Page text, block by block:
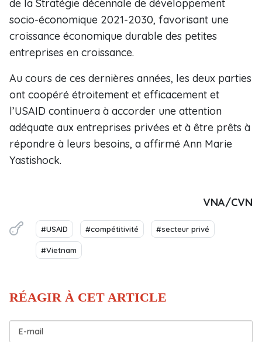
de la Stratégie décennale de développement
socio-économique 2021-2030, favorisant une
croissance économique durable des petites
entreprises en croissance.
Au cours de ces dernières années, les deux parties
ont coopéré étroitement et efficacement et
l’USAID continuera à accorder une attention
adéquate aux entreprises privées et à être prêts à
répondre à leurs besoins, a affirmé Ann Marie
Yastishock.
VNA/CVN
#USAID #compétitivité #secteur privé
#Vietnam